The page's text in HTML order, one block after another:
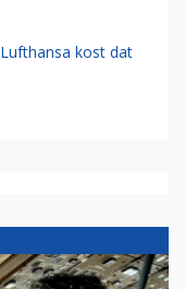
kost dat